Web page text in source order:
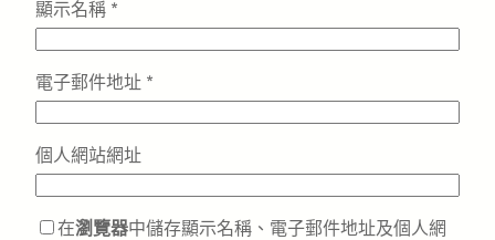
顯示名稱 *
電子郵件地址 *
個人網站網址
在瀏覽器中儲存顯示名稱、電子郵件地址及個人網